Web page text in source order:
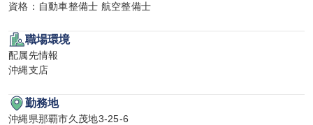
資格：自動車整備士 航空整備士
職場環境
配属先情報
沖縄支店
勤務地
沖縄県那覇市久茂地3-25-6